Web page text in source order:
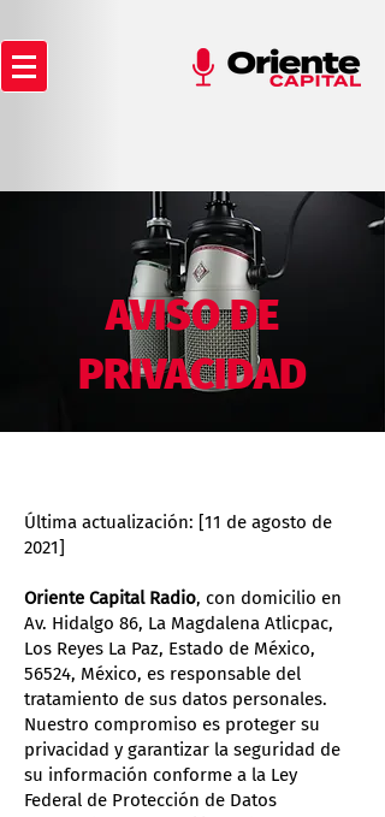
AVISO DE
PRIVACIDAD
Última actualización: [11 de agosto de
2021]
Oriente Capital Radio, con domicilio en
Av. Hidalgo 86, La Magdalena Atlicpac,
Los Reyes La Paz, Estado de México,
56524, México, es responsable del
tratamiento de sus datos personales.
Nuestro compromiso es proteger su
privacidad y garantizar la seguridad de
su información conforme a la Ley
Federal de Protección de Datos